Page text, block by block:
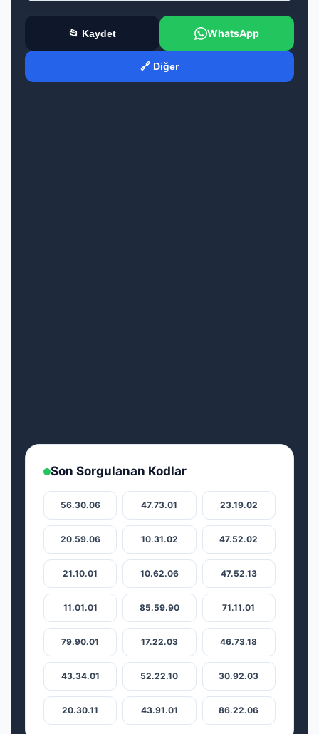
📂 Kaydet WhatsApp
🔗 Diğer
Son Sorgulanan Kodlar
56.30.06 47.73.01 23.19.02
20.59.06 10.31.02 47.52.02
21.10.01 10.62.06 47.52.13
11.01.01 85.59.90 71.11.01
79.90.01 17.22.03 46.73.18
43.34.01 52.22.10 30.92.03
20.30.11 43.91.01 86.22.06